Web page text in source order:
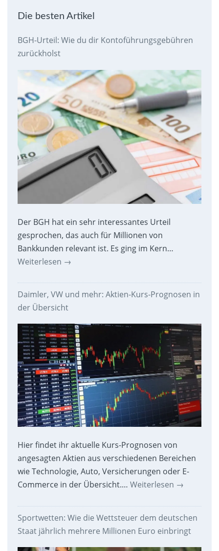
Die besten Artikel
BGH-Urteil: Wie du dir Kontoführungsgebühren
zurückholst
Der BGH hat ein sehr interessantes Urteil
gesprochen, das auch für Millionen von
Bankkunden relevant ist. Es ging im Kern…
Weiterlesen →
Daimler, VW und mehr: Aktien-Kurs-Prognosen in
der Übersicht
Hier findet ihr aktuelle Kurs-Prognosen von
angesagten Aktien aus verschiedenen Bereichen
wie Technologie, Auto, Versicherungen oder E-
Commerce in der Übersicht.… Weiterlesen →
Sportwetten: Wie die Wettsteuer dem deutschen
Staat jährlich mehrere Millionen Euro einbringt